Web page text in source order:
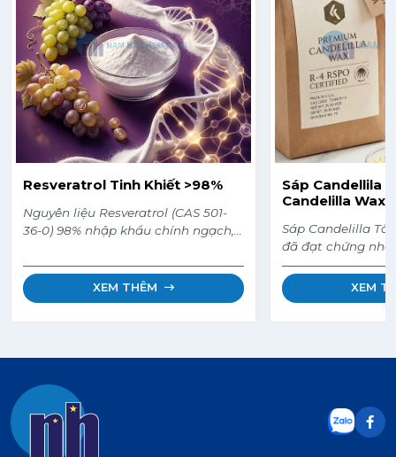
Resveratrol Tinh Khiết >98%
Nguyên liệu Resveratrol (CAS 501-
36-0) 98% nhập khẩu chính ngạch,
đầy đủ.
XEM THÊM
Sáp Candellila
Candelilla Wax)
Sáp Candelilla
đã đạt chứng
(MB) theo tiêu
bàn tròn về Dầu
(RSPO). Sản phẩm này có thành
sáp này có màu
cứng và giòn.
nó được thiết kế
XEM